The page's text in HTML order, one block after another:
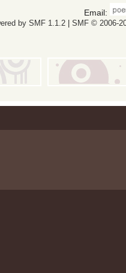
Email:
by SMF 1.1.2| SMF © 2006-